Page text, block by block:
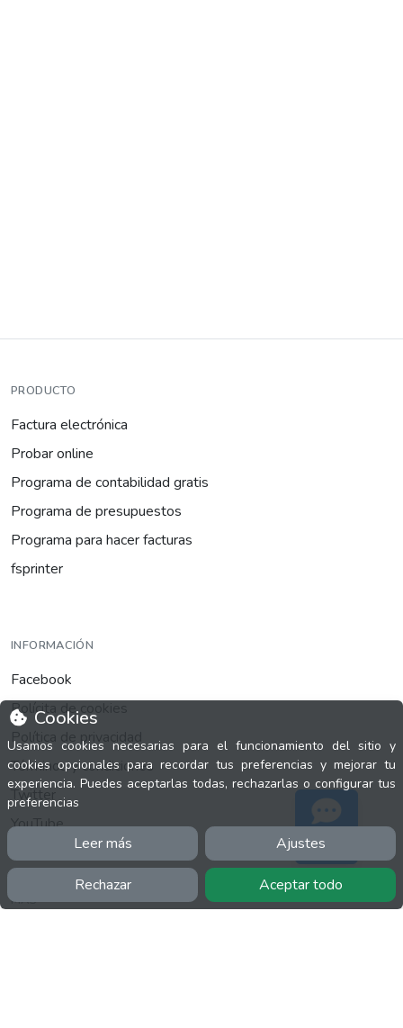
Cookies
Usamos cookies necesarias para el funcionamiento del sitio y
cookies opcionales para recordar tus preferencias y mejorar tu
experiencia. Puedes aceptarlas todas, rechazarlas o configurar tus
preferencias
Leer más Ajustes
Rechazar Aceptar todo
PRODUCTO
Factura electrónica
Probar online
Programa de contabilidad gratis
Programa de presupuestos
Programa para hacer facturas
fsprinter
INFORMACIÓN
Facebook
Polícita de cookies
Política de privacidad
Términos y condiciones
Twitter
YouTube
MÁS
Soporte